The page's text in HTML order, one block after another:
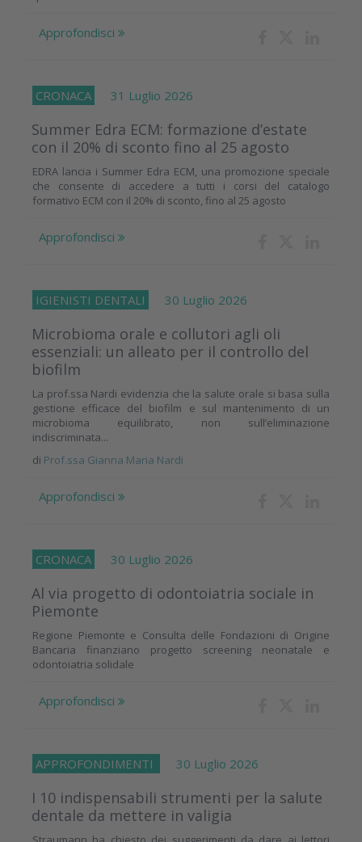
Approfondisci
CRONACA 31 Luglio 2026
Summer Edra ECM: formazione d’estate
con il 20% di sconto fino al 25 agosto
EDRA lancia i Summer Edra ECM, una promozione speciale
che consente di accedere a tutti i corsi del catalogo
formativo ECM con il 20% di sconto, fino al 25 agosto
Approfondisci
IGIENISTI DENTALI 30 Luglio 2026
Microbioma orale e collutori agli oli
essenziali: un alleato per il controllo del
biofilm
La prof.ssa Nardi evidenzia che la salute orale si basa sulla
gestione efficace del biofilm e sul mantenimento di un
microbioma equilibrato, non sull’eliminazione
indiscriminata...
di Prof.ssa Gianna Maria Nardi
Approfondisci
CRONACA 30 Luglio 2026
Al via progetto di odontoiatria sociale in
Piemonte
Regione Piemonte e Consulta delle Fondazioni di Origine
Bancaria finanziano progetto screening neonatale e
odontoiatria solidale
Approfondisci
APPROFONDIMENTI 30 Luglio 2026
I 10 indispensabili strumenti per la salute
dentale da mettere in valigia